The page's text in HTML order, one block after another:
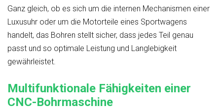
Ganz gleich, ob es sich um die internen Mechanismen einer
Luxusuhr oder um die Motorteile eines Sportwagens
handelt, das Bohren stellt sicher, dass jedes Teil genau
passt und so optimale Leistung und Langlebigkeit
gewährleistet.
Multifunktionale Fähigkeiten einer
CNC-Bohrmaschine